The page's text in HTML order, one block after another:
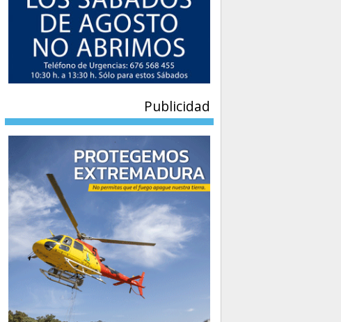
Publicidad